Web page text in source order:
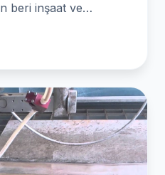
beri inşaat ve